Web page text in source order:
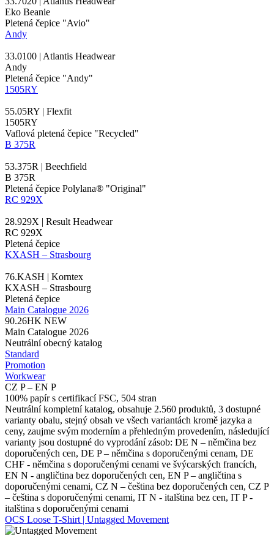
Eko Beanie
Pletená čepice "Avio"
Andy
33.0100 | Atlantis Headwear
Andy
Pletená čepice "Andy"
1505RY
55.05RY | Flexfit
1505RY
Vaflová pletená čepice "Recycled"
B 375R
53.375R | Beechfield
B 375R
Pletená čepice Polylana® "Original"
RC 929X
28.929X | Result Headwear
RC 929X
Pletená čepice
KXASH – Strasbourg
76.KASH | Korntex
KXASH – Strasbourg
Pletená čepice
Main Catalogue 2026
90.26HK NEW
Main Catalogue 2026
Neutrální obecný katalog
Standard
Promotion
Workwear
CZ P – EN P
100% papír s certifikací FSC, 504 stran
Neutrální kompletní katalog, obsahuje 2.560 produktů, 3 dostupné
varianty obalu, stejný obsah ve všech variantách kromě jazyka a
ceny, zaujme svým moderním a přehledným provedením, následující
varianty jsou dostupné do vyprodání zásob: DE N – němčina bez
doporučených cen, DE P – němčina s doporučenými cenam, DE
CHF - němčina s doporučenými cenami ve švýcarských francích,
EN N - angličtina bez doporučených cen, EN P – angličtina s
doporučenými cenami, CZ N – čeština bez doporučených cen, CZ P
– čeština s doporučenými cenami, IT N - italština bez cen, IT P -
italština s doporučenými cenami
OCS Loose T-Shirt | Untagged Movement